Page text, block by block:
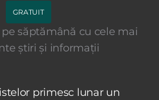
GRATUIT
săptămână cu cele mai
știri și informații
primesc lunar un